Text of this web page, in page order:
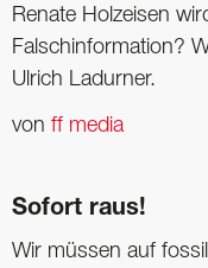
Renate Holzeisen
Falschinformation?
Ulrich Ladurner.
von ff media
Sofort raus!
Wir müssen auf